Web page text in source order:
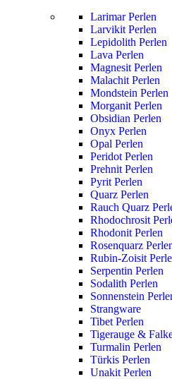
Larimar Perlen
Larvikit Perlen
Lepidolith Perlen
Lava Perlen
Magnesit Perlen
Malachit Perlen
Mondstein Perlen
Morganit Perlen
Obsidian Perlen
Onyx Perlen
Opal Perlen
Peridot Perlen
Prehnit Perlen
Pyrit Perlen
Quarz Perlen
Rauch Quarz
Rhodochrosit
Rhodonit Perlen
Rosenquarz
Rubin-Zoisit
Serpentin Perlen
Sodalith Perlen
Sonnenstein
Strangware
Tibet Perlen
Tigerauge &
Turmalin Perlen
Türkis Perlen
Unakit Perlen